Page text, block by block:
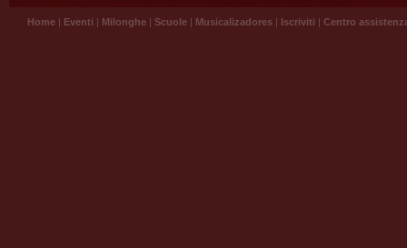
Home | Eventi | Milonghe | Scuole | Musicalizadores | Iscriviti | Centro